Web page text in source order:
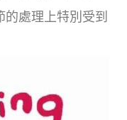
處理上特別受到